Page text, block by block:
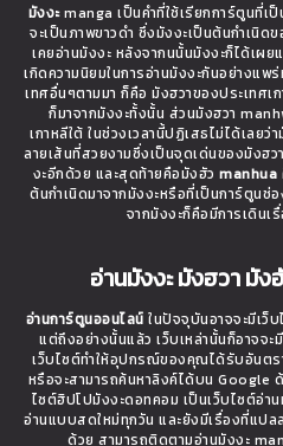
มังงะmanga เป็นคำที่ใช้เรียกการ์ตูนที่เ
จะเป็นภาพขาวดำ ซึ่งมังงะเป็นต้นกำเนิ
เคยอ่านมังงะ หลังจากนนั้นมังงะก็ได้เผ
เกิดความนิยมในการอ่านมังงะกันอย่างแพ
เทศอื่นๆตามมา ก็คือ มังฮวาของประเทศเ
ก็มาจากมังงะทั้งนั้น ส่วนมังฮวา
เกาหลีใต้ ในช่วงเวลานี้ปฏิเสธไม่ได้เลยว่
ลายเส้นที่สวยงามซึ่งเป็นจุดเด่นของมังฮ
งะอีกด้วย และสุดท้ายคือมังฮัว manhua
ต้นกำเนิดมาจากมังงะหรือที่เป็นการ์ตูน
จากมังงะก็คือมีการเดินเ
อ่านมังงะ มังฮวา มัง
อ่านการ์ตูนออนไลน์ ในปัจจุบันอาจจะมีเว็
แต่ถึงอย่างนั้นแล้ว เว็บเหล่านั้นก็อาจจะ
เว็บไซต์ทำให้อุปกรณ์ของคุณได้รับอันตร
หรือจะสามารถค้นหาลิงค์ได้บน Google
ไซต์ฮิปโปมังงะดอทคอม เป็นเว็บไซต์อ่า
อ่านแบบสดใหม่ทุกวัน และยังมีเรื่องที่แป
ด้วย สามารถติดตามอ่านมังงะ